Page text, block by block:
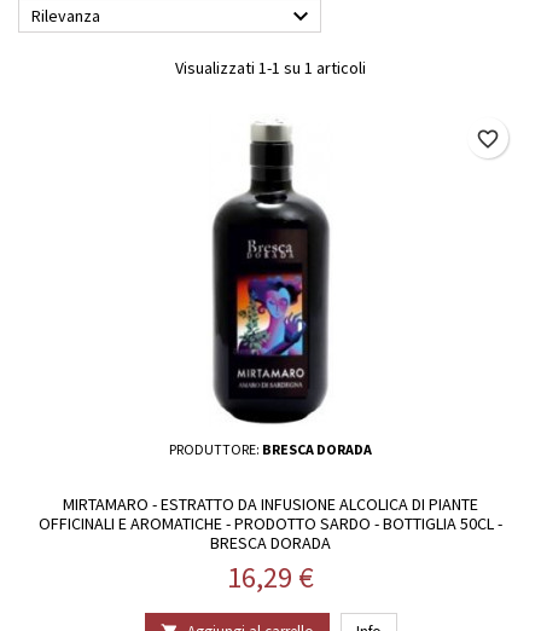
Rilevanza 
Visualizzati 1-1 su 1 articoli
PRODUTTORE: BRESCA DORADA
MIRTAMARO - ESTRATTO DA INFUSIONE ALCOLICA DI PIANTE
OFFICINALI E AROMATICHE - PRODOTTO SARDO - BOTTIGLIA 50CL -
BRESCA DORADA
Prezzo
16,29 €
favorite_border